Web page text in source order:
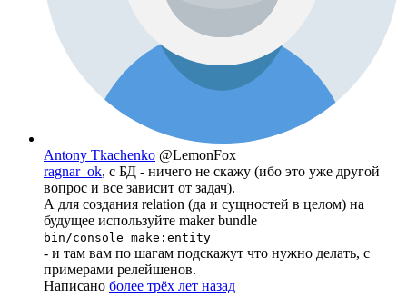
Antony Tkachenko @LemonFox
ragnar_ok, с БД - ничего не скажу (ибо это уже другой
вопрос и все зависит от задач).
А для создания relation (да и сущностей в целом) на
будущее используйте maker bundle
bin/console make:entity
- и там вам по шагам подскажут что нужно делать, с
примерами релейшенов.
Написано более трёх лет назад